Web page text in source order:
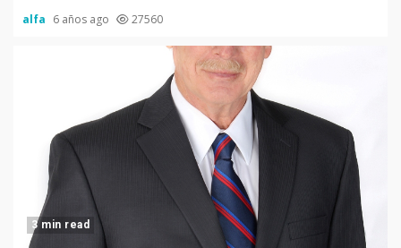
alfa 6 años ago 27560
3 min read